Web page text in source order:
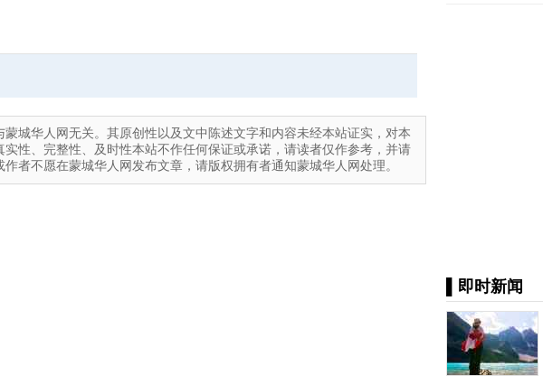
城华人网无关。其原创性以及文中陈述文字和内容未经本站证实，对本
性、完整性、及时性本站不作任何保证或承诺，请读者仅作参考，并请
者不愿在蒙城华人网发布文章，请版权拥有者通知蒙城华人网处理。
▌即时新闻